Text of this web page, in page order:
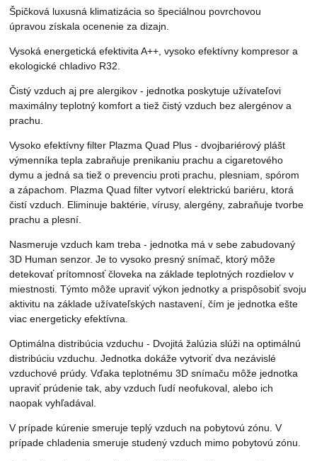
Špičková luxusná klimatizácia so špeciálnou povrchovou
úpravou získala ocenenie za dizajn.
Vysoká energetická efektivita A++, vysoko efektívny kompresor a
ekologické chladivo R32.
Čistý vzduch aj pre alergikov - jednotka poskytuje užívateľovi
maximálny teplotný komfort a tiež čistý vzduch bez alergénov a
prachu.
Vysoko efektívny filter Plazma Quad Plus - dvojbariérový plášt
výmenníka tepla zabraňuje prenikaniu prachu a cigaretového
dymu a jedná sa tiež o prevenciu proti prachu, plesniam, spórom
a zápachom. Plazma Quad filter vytvorí elektrickú bariéru, ktorá
čistí vzduch. Eliminuje baktérie, vírusy, alergény, zabraňuje tvorbe
prachu a plesní.
Nasmeruje vzduch kam treba - jednotka má v sebe zabudovaný
3D Human senzor. Je to vysoko presný snímač, ktorý môže
detekovať prítomnosť človeka na základe teplotných rozdielov v
miestnosti. Týmto môže upraviť výkon jednotky a prispôsobiť svoju
aktivitu na základe užívateľských nastavení, čím je jednotka ešte
viac energeticky efektívna.
Optimálna distribúcia vzduchu - Dvojitá žalúzia slúži na optimálnú
distribúciu vzduchu. Jednotka dokáže vytvoriť dva nezávislé
vzduchové prúdy. Vďaka teplotnému 3D snímaču môže jednotka
upraviť prúdenie tak, aby vzduch ľudí neofukoval, alebo ich
naopak vyhľadával.
V prípade kúrenie smeruje teplý vzduch na pobytovú zónu. V
prípade chladenia smeruje studený vzduch mimo pobytovú zónu.